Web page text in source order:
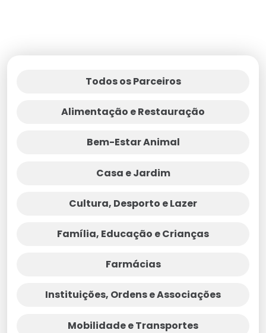
Todos os Parceiros
Alimentação e Restauração
Bem-Estar Animal
Casa e Jardim
Cultura, Desporto e Lazer
Família, Educação e Crianças
Farmácias
Instituições, Ordens e Associações
Mobilidade e Transportes